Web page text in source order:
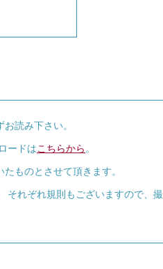
お読み下さい。
ードはこちらから 。
ものとさせて頂きます。
それぞれ規則もございますので、撮